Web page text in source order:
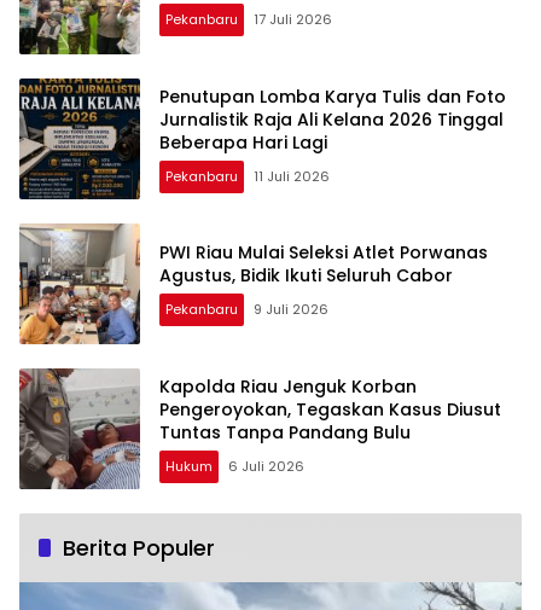
Pekanbaru 17 Juli 2026
Penutupan Lomba Karya Tulis dan Foto
Jurnalistik Raja Ali Kelana 2026 Tinggal
Beberapa Hari Lagi
Pekanbaru 11 Juli 2026
PWI Riau Mulai Seleksi Atlet Porwanas
Agustus, Bidik Ikuti Seluruh Cabor
Pekanbaru 9 Juli 2026
Kapolda Riau Jenguk Korban
Pengeroyokan, Tegaskan Kasus Diusut
Tuntas Tanpa Pandang Bulu
Hukum 6 Juli 2026
Berita Populer